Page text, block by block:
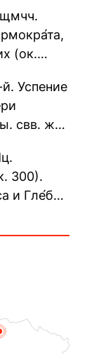
(ок.
Успение
свв. жен
300).
и Гле́ба,